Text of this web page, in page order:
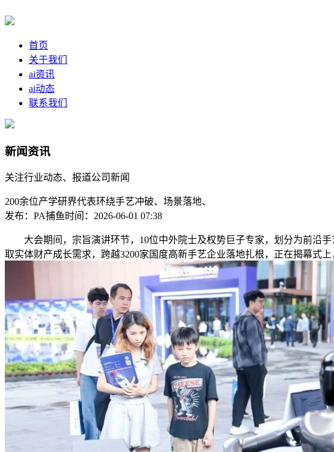
首页
关于我们
ai资讯
ai动态
联系我们
新闻资讯
关注行业动态、报道公司新闻
200余位产学研界代表环绕手艺冲破、场景落地、
发布：PA捕鱼时间：2026-06-01 07:38
大会期间，宗旨演讲环节，10位中外院士及权势巨子专家，划分为前沿手
取实体财产成长需求，跨越3200家国度高新手艺企业落地扎根，正在揭幕式